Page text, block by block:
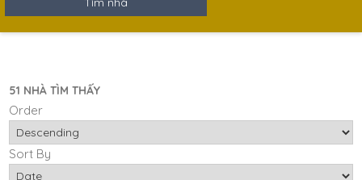
Order
Sort By
51 NHÀ TÌM THẤY